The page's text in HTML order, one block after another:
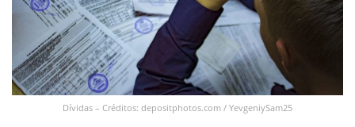
Dívidas – Créditos: depositphotos.com / YevgeniySam25